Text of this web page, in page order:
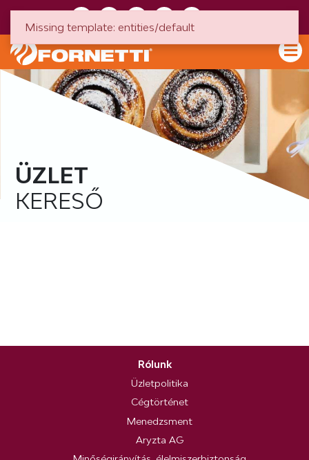
ÜZLET
KERESŐ
Rólunk
Üzletpolitika
Cégtörténet
Menedzsment
Aryzta AG
Missing template: entities/default